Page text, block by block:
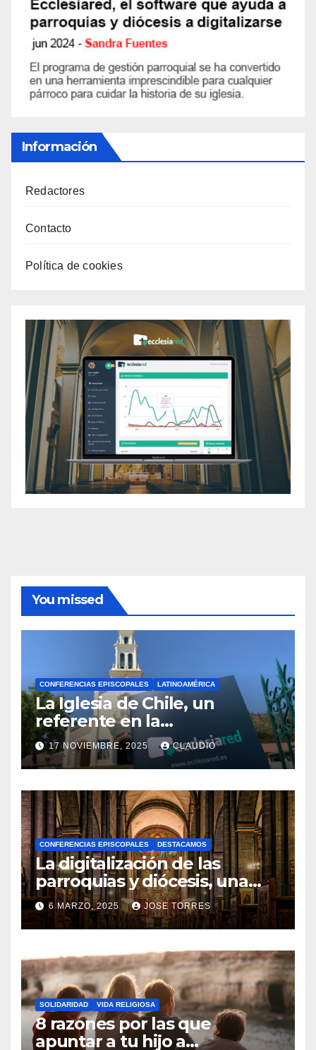
Información
Redactores
Contacto
Política de cookies
You missed
CONFERENCIAS EPISCOPALES LATINOAMÉRICA
La Iglesia de Chile, un
referente en la
transformación digital
gracias a Ecclesiared
17 NOVIEMBRE, 2025 CLAUDIO
N
O
H
A
Y
C
O
M
N
T
A
R
I
CONFERENCIAS EPISCOPALES DESTACAMOS
La digitalización de las
parroquias y diócesis, una
realidad ya para el futuro de
la Iglesia
6 MARZO, 2025 JOSE TORRES
N
O
H
A
Y
SOLIDARIDAD VIDA RELIGIOSA
8 razones por las que
apuntar a tu hijo a